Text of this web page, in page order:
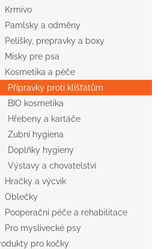
Krmivo
Pamlsky a odměny
Pelíšky, prepravky a boxy
Misky pre psa
Kosmetika a péče
Přípravky proti klíšťatům
BIO kosmetika
Hřebeny a kartáče
Zubní hygiena
Doplňky hygieny
Výstavy a chovatelství
Hračky a výcvik
Oblečky
Pooperační péče a rehabilitace
Pro myslivecké psy
pro kočky